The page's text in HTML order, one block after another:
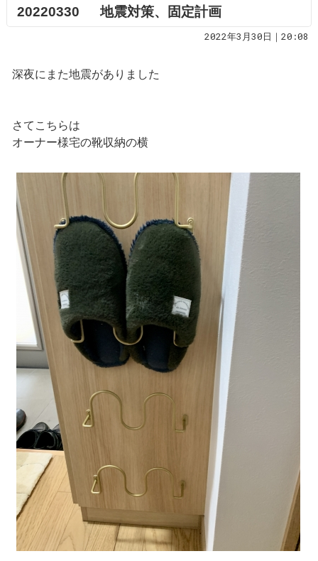
20220330 地震対策、固定計画
2022年3月30日｜20:08
深夜にまた地震がありました
さてこちらは
オーナー様宅の靴収納の横